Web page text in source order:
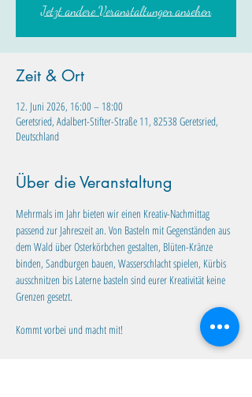
Jetzt andere Veranstaltungen ansehen
Zeit & Ort
12. Juni 2026, 16:00 – 18:00
Geretsried, Adalbert-Stifter-Straße 11, 82538 Geretsried,
Deutschland
Über die Veranstaltung
Mehrmals im Jahr bieten wir einen Kreativ-Nachmittag
passend zur Jahreszeit an. Von Basteln mit Gegenständen aus
dem Wald über Osterkörbchen gestalten, Blüten-Kränze
binden, Sandburgen bauen, Wasserschlacht spielen, Kürbis
ausschnitzen bis Laterne basteln sind eurer Kreativität keine
Grenzen gesetzt.
Kommt vorbei und macht mit!